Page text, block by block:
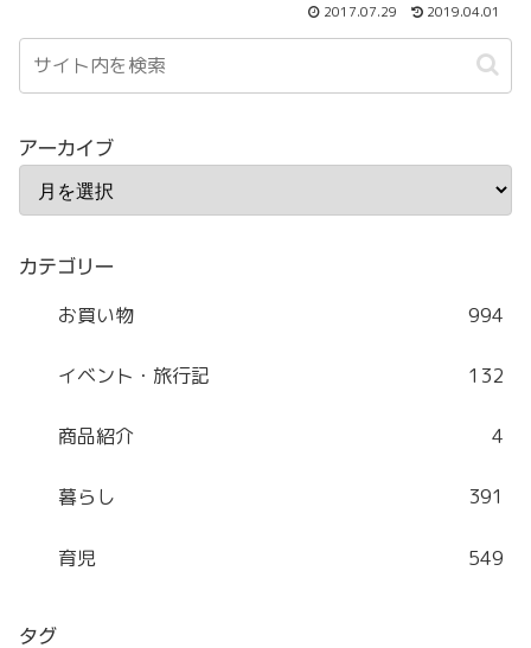
2017.07.29 2019.04.01
アーカイブ
カテゴリー
お買い物 994
イベント・旅行記 132
商品紹介 4
暮らし 391
育児 549
タグ